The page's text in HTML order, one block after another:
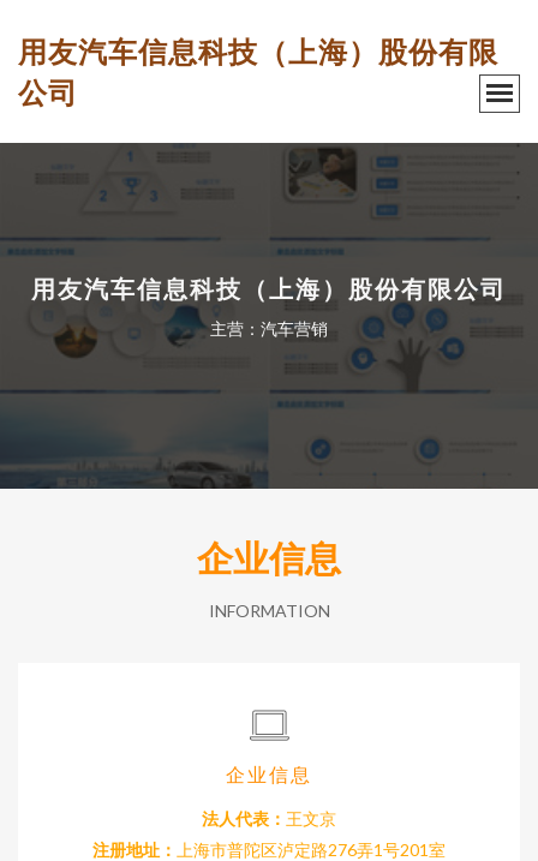
用友汽车信息科技（上海）股份有限
公司
用友汽车信息科技（上海）股份有限公司
主营：汽车营销
企业信息
INFORMATION
企业信息
法人代表： 王文京
注册地址：
上海市普陀区泸定路276弄1号201室